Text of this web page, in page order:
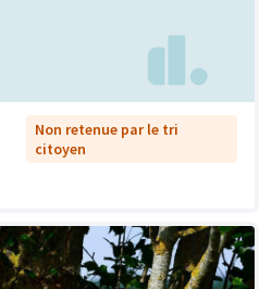
Non retenue par le tri
citoyen